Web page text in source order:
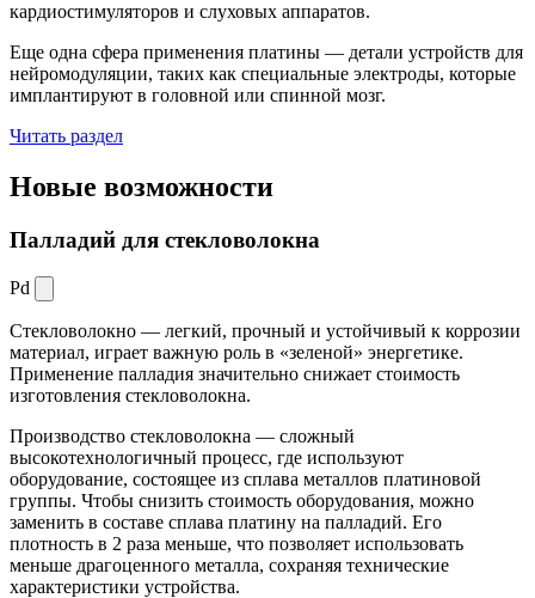
кардиостимуляторов и слуховых аппаратов.
Еще одна сфера применения платины — детали устройств для
нейромодуляции, таких как специальные электроды, которые
имплантируют в головной или спинной мозг.
Читать раздел
Новые возможности
Палладий для стекловолокна
Pd
Стекловолокно — легкий, прочный и устойчивый к коррозии
материал, играет важную роль в «зеленой» энергетике.
Применение палладия значительно снижает стоимость
изготовления стекловолокна.
Производство стекловолокна — сложный
высокотехнологичный процесс, где используют
оборудование, состоящее из сплава металлов платиновой
группы. Чтобы снизить стоимость оборудования, можно
заменить в составе сплава платину на палладий. Его
плотность в 2 раза меньше, что позволяет использовать
меньше драгоценного металла, сохраняя технические
характеристики устройства.